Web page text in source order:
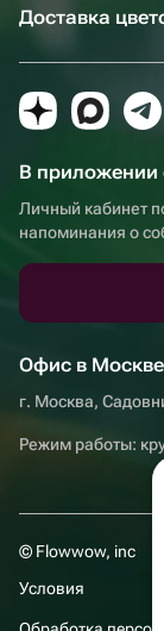
Доставка
В приложении
Личный кабинет
напоминания о
Офис в Москве
г. Москва,
Режим работы:
© Flowwow, inc
Условия